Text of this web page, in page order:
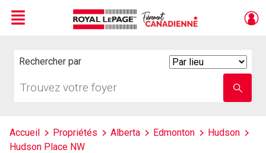
Menu
Rechercher par
votre
nom
Accueil Propriétés Alberta Edmonton
Hudson
Hudson Place NW